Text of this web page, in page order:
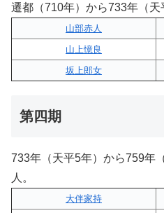
遷都（710年）から733年（天
山部赤人
山上憶良
坂上郎女
第四期
733年（天平5年）から759年
人。
大伴家持